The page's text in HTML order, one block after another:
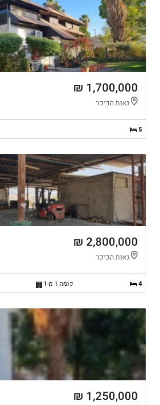
1,700,000 ₪
נאות הכיכר
5
2,800,000 ₪
נאות הכיכר
4 קומה 1 מ-1
1,250,000 ₪